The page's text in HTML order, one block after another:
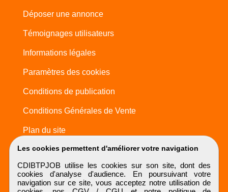
Les cookies permettent d'améliorer votre navigation
CDIBTPJOB utilise les cookies sur son site, dont des
cookies d'analyse d'audience. En poursuivant votre
navigation sur ce site, vous acceptez notre utilisation de
Déposer une annonce
Témoignages utilisateurs
Informations légales
Paramètres des cookies
Conditions de publication
Conditions Générales de Vente
Plan du site